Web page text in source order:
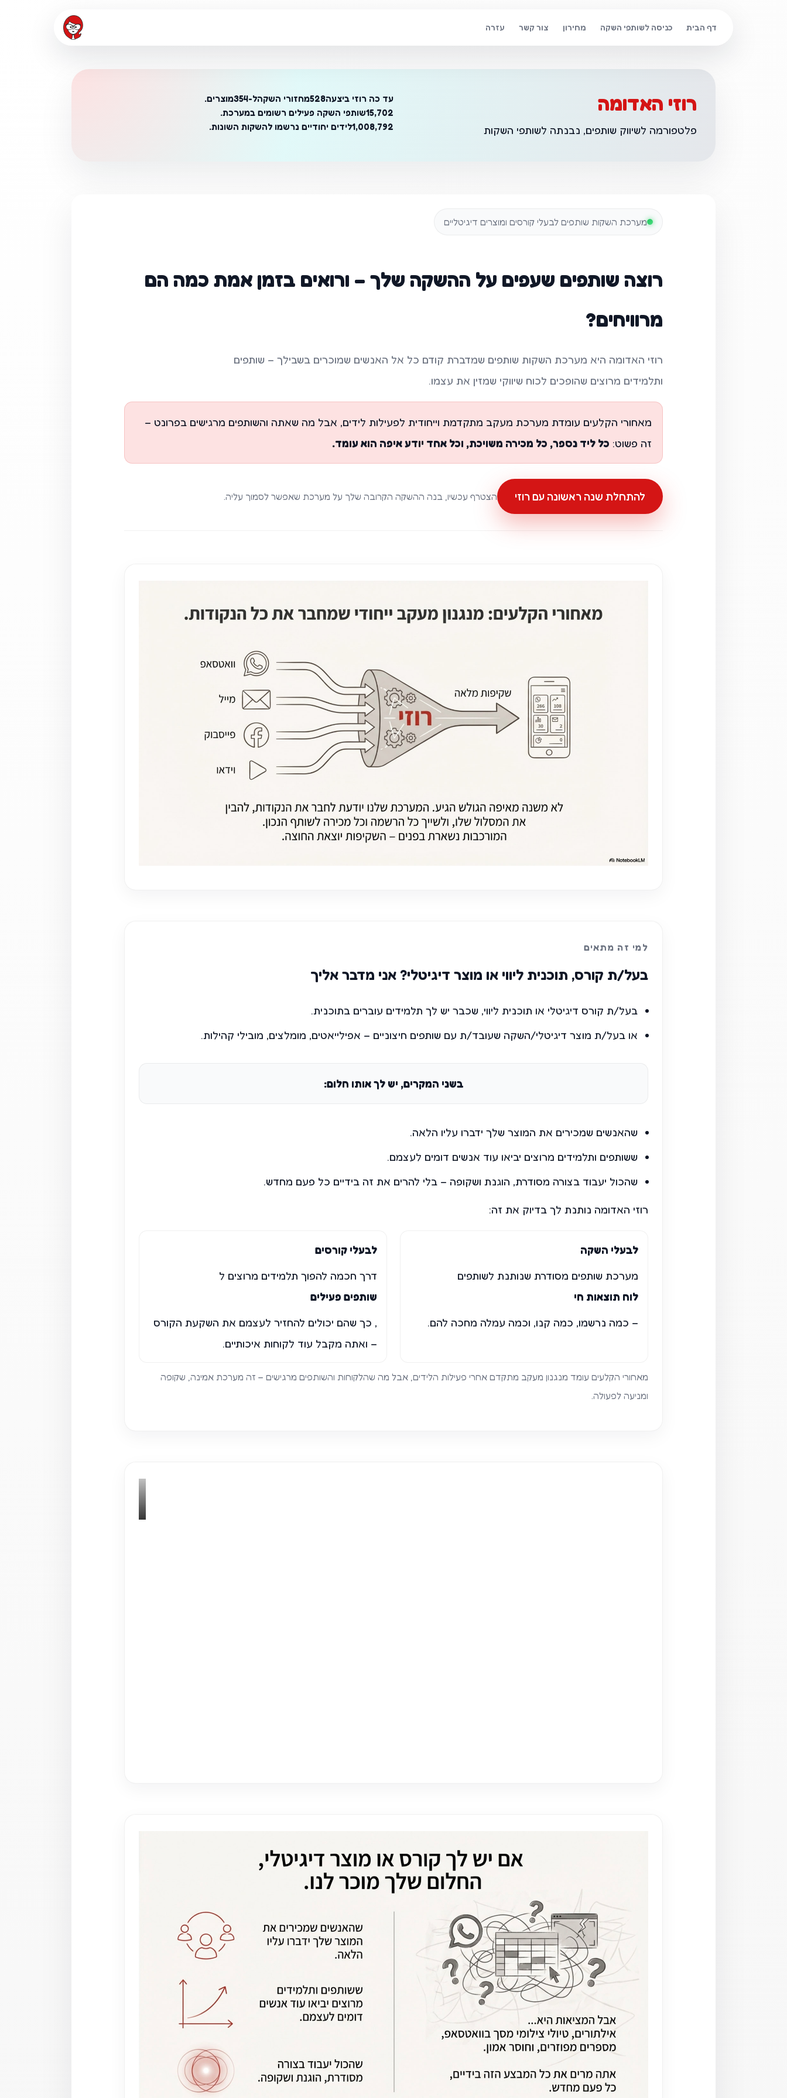
דף הבית כניסה לשותפי השקה מחירון צור קשר עזרה
רוזי האדומה
פלטפורמה לשיווק שותפים, נבנתה לשותפי השקות
עד כה רוזי ביצעה528מחזורי השקהל-354
מוצרים.
15,702שותפי השקה פעילים רשומים במערכת.
1,008,792לידים יחודיים נרשמו להשקות השונות.
מערכת השקות שותפים לבעלי קורסים ומוצרים דיגיטליים
רוצה שותפים שעפים על ההשקה שלך – ורואים בזמן אמת כמה הם
מרוויחים?
רוזי האדומה היא מערכת השקות שותפים שמדברת קודם כל אל האנשים שמוכרים בשבילך – שותפים
ותלמידים מרוצים שהופכים לכוח שיווקי שמזין את עצמו.
מאחורי הקלעים עומדת מערכת מעקב מתקדמת וייחודית לפעילות לידים, אבל מה שאתה והשותפים מרגישים בפרונט –
זה פשוט: כל ליד נספר, כל מכירה משויכת, וכל אחד יודע איפה הוא עומד.
להתחלת שנה ראשונה עם רוזי הצטרף עכשיו, בנה ההשקה הקרובה שלך על מערכת שאפשר לסמוך עליה.
למי זה מתאים
בעל/ת קורס, תוכנית ליווי או מוצר דיגיטלי? אני מדבר אליך
בעל/ת קורס דיגיטלי או תוכנית ליווי, שכבר יש לך תלמידים עוברים בתוכנית.
או בעל/ת מוצר דיגיטלי/השקה שעובד/ת עם שותפים חיצוניים – אפילייאטים, מומלצים, מובילי קהילות.
בשני המקרים, יש לך אותו חלום:
שהאנשים שמכירים את המוצר שלך ידברו עליו הלאה.
ששותפים ותלמידים מרוצים יביאו עוד אנשים דומים לעצמם.
שהכול יעבוד בצורה מסודרת, הוגנת ושקופה – בלי להרים את זה בידיים כל פעם מחדש.
רוזי האדומה נותנת לך בדיוק את זה:
לבעלי השקה
מערכת שותפים מסודרת שנותנת לשותפים
לוח תוצאות חי
– כמה נרשמו, כמה קנו, וכמה עמלה מחכה להם.
לבעלי קורסים
דרך חכמה להפוך תלמידים מרוצים ל
שותפים פעילים
, כך שהם יכולים להחזיר לעצמם את השקעת הקורס
– ואתה מקבל עוד לקוחות איכותיים.
מאחורי הקלעים עומד מנגנון מעקב מתקדם אחרי פעילות הלידים, אבל מה שהלקוחות והשותפים מרגישים – זה מערכת אמינה, שקופה
ומניעה לפעולה.